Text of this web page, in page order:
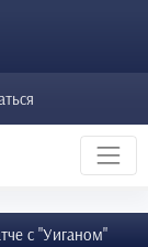
с "Уиганом"